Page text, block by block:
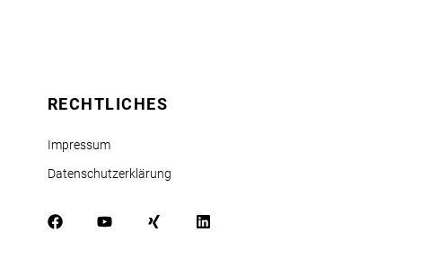
RECHTLICHES
Impressum
Datenschutzerklärung